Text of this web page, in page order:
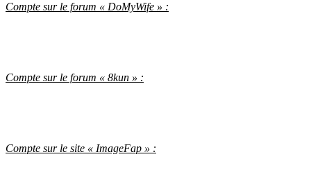
Compte sur le forum « DoMyWife » :
Compte sur le forum « 8kun » :
Compte sur le site « ImageFap » :